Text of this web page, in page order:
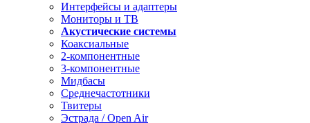
Интерфейсы и адаптеры
Мониторы и ТВ
Акустические системы
Коаксиальные
2-компонентные
3-компонентные
Мидбасы
Среднечастотники
Твитеры
Эстрада / Open Air